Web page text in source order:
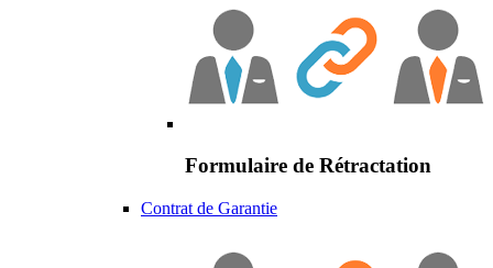
Formulaire de Rétractation
Contrat de Garantie